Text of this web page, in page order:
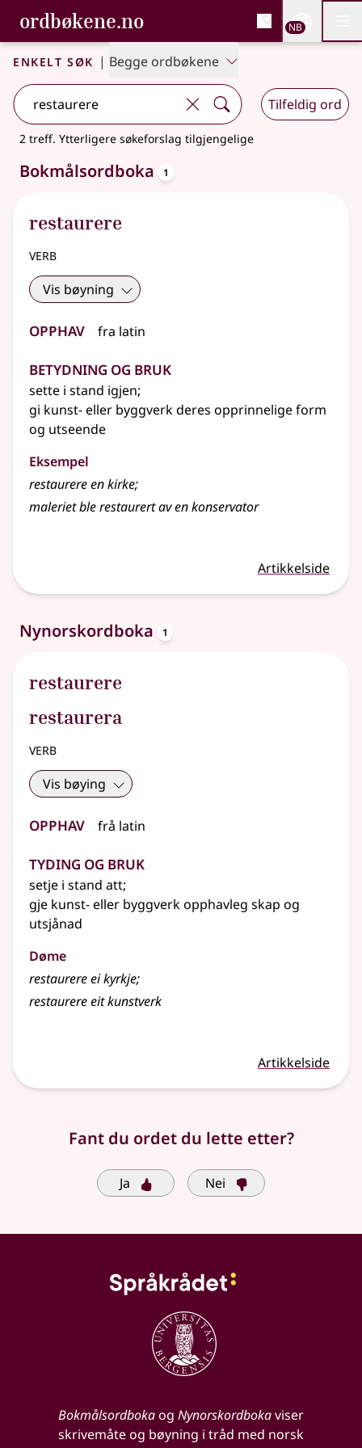
Gå til hovedinnhold
Tilgjengelighet
ordbøkene.no, Bokmålsordboka og
Bokmålsordboka og Nynorskordboka
NB
Enkelt søk | Begge ordbøkene
Tilfeldig ord
2 treff. Ytterligere søkeforslag tilgjengelige
Bokmålsordboka 1
restaurere
verb
Vis bøyning
Opphav fra latin
Betydning og bruk
sette i stand igjen;
gi kunst-eller byggverk deres opprinnelige form
og utseende
Eksempel
restaurereen kirke;
maleriet ble restaurert av en konservator
Artikkelside
Nynorskordboka 1
restaurere
restaurera
verb
Vis bøying
Opphav frå latin
Tyding og bruk
setje i stand att;
gje kunst- eller byggverk opphavleg skap og
utsjånad
Døme
restaurere ei kyrkje;
restaurere eit kunstverk
Artikkelside
Fant du ordet du lette etter?
Ja Nei
Bokmålsordbokaog Nynorskordbokaviser
skrivemåte og bøyning i tråd med norsk